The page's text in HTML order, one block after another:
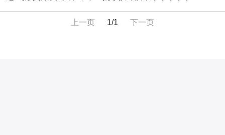
上一页 1/1 下一页